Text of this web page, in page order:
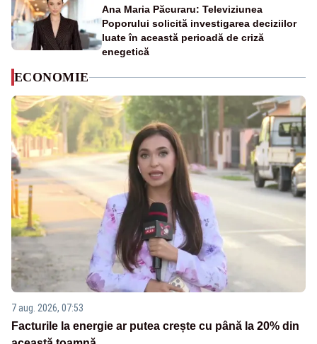
Ana Maria Păcuraru: Televiziunea
Poporului solicită investigarea deciziilor
luate în această perioadă de criză
enegetică
ECONOMIE
7 aug. 2026, 07:53
Facturile la energie ar putea crește cu până la 20% din